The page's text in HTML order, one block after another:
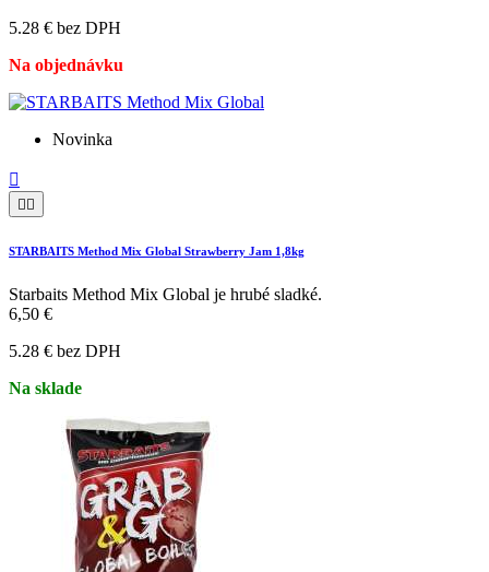
5.28 € bez DPH
Na objednávku
Novinka

 
STARBAITS Method Mix Global Strawberry Jam 1,8kg
Starbaits Method Mix Global je hrubé sladké.
6,50 €
5.28 € bez DPH
Na sklade